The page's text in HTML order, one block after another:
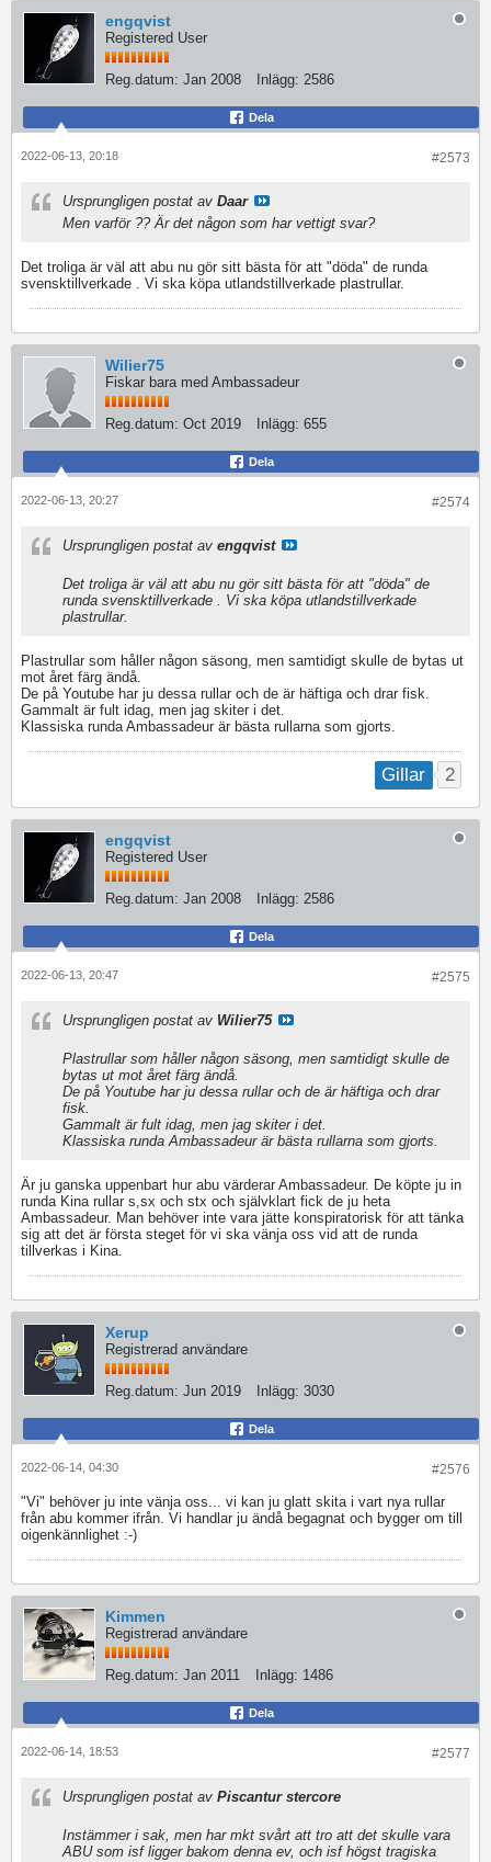
engqvist
Registered User
Reg.datum: Jan 2008 Inlägg: 2586
Dela
#2573
2022-06-13, 20:18
Ursprungligen postat av Daar
Men varför ?? Är det någon som har vettigt svar?
Det troliga är väl att abu nu gör sitt bästa för att "döda" de runda
svensktillverkade . Vi ska köpa utlandstillverkade plastrullar.
Wilier75
Fiskar bara med Ambassadeur
Reg.datum: Oct 2019 Inlägg: 655
Dela
#2574
2022-06-13, 20:27
Ursprungligen postat av engqvist
Det troliga är väl att abu nu gör sitt bästa för att "döda" de
runda svensktillverkade . Vi ska köpa utlandstillverkade
plastrullar.
Plastrullar som håller någon säsong, men samtidigt skulle de bytas ut
mot året färg ändå.
De på Youtube har ju dessa rullar och de är häftiga och drar fisk.
Gammalt är fult idag, men jag skiter i det.
Klassiska runda Ambassadeur är bästa rullarna som gjorts.
Gillar 2
engqvist
Registered User
Reg.datum: Jan 2008 Inlägg: 2586
Dela
#2575
2022-06-13, 20:47
Ursprungligen postat av Wilier75
Plastrullar som håller någon säsong, men samtidigt skulle de
bytas ut mot året färg ändå.
De på Youtube har ju dessa rullar och de är häftiga och drar
fisk.
Gammalt är fult idag, men jag skiter i det.
Klassiska runda Ambassadeur är bästa rullarna som gjorts.
Är ju ganska uppenbart hur abu värderar Ambassadeur. De köpte ju in
runda Kina rullar s,sx och stx och självklart fick de ju heta
Ambassadeur. Man behöver inte vara jätte konspiratorisk för att tänka
sig att det är första steget för vi ska vänja oss vid att de runda
tillverkas i Kina.
Xerup
Registrerad användare
Reg.datum: Jun 2019 Inlägg: 3030
Dela
#2576
2022-06-14, 04:30
"Vi" behöver ju inte vänja oss... vi kan ju glatt skita i vart nya rullar
från abu kommer ifrån. Vi handlar ju ändå begagnat och bygger om till
oigenkännlighet :-)
Kimmen
Registrerad användare
Reg.datum: Jan 2011 Inlägg: 1486
Dela
#2577
2022-06-14, 18:53
Ursprungligen postat av Piscantur stercore
Instämmer i sak, men har mkt svårt att tro att det skulle vara
ABU som isf ligger bakom denna ev, och isf högst tragiska